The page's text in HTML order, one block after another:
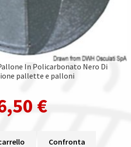
In Policarbonato Nero Di
pallette e palloni
€
Confronta